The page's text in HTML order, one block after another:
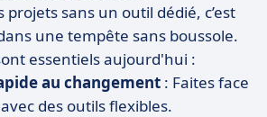
projets sans un outil dédié, c’est
une tempête sans boussole.
essentiels aujourd'hui :
au changement : Faites face
des outils flexibles.